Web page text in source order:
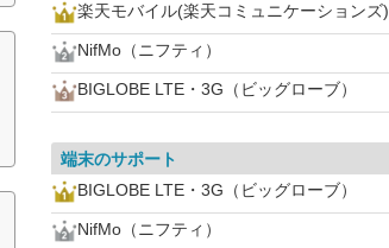
楽天モバイル(楽天コミュニケーションズ)
NifMo（ニフティ）
BIGLOBE LTE・3G（ビッグローブ）
端末のサポート
BIGLOBE LTE・3G（ビッグローブ）
NifMo（ニフティ）